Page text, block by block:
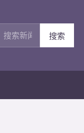
搜索新闻
搜索